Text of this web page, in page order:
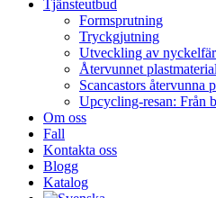
Tjänsteutbud
Formsprutning
Tryckgjutning
Utveckling av
Återvunnet
Scancastors återvunna
Upcycling-resan: Från
Om oss
Fall
Kontakta oss
Blogg
Katalog